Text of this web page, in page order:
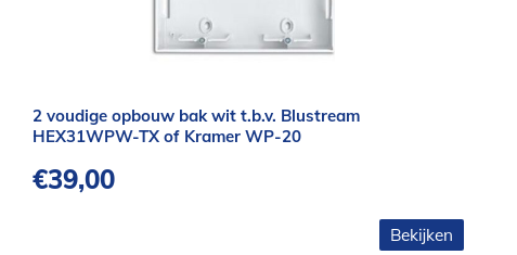
2 voudige opbouw bak wit t.b.v. Blustream
HEX31WPW-TX of Kramer WP-20
€39,00
Bekijken